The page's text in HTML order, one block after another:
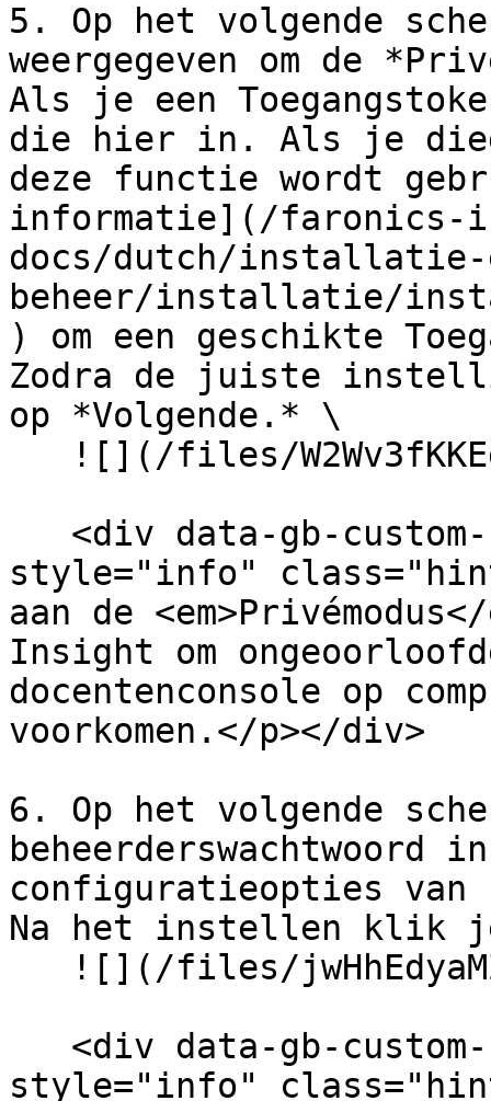
5. Op het volgende
weergegeven om de
Als je een
die hier in. Als je
deze functie wordt
informatie](/faronics-
docs/dutch/installatie-
beheer/installatie/
) om een geschikte
Zodra de juiste
op *Volgende.* \
style="info"
aan de
Insight om
docentenconsole op
voorkomen.</p></div>
6. Op het volgende
beheerderswachtwoord
configuratieopties
Na het instellen klik
style="info"